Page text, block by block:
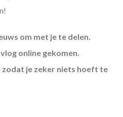
om met je te delen.
online gekomen.
zodat je zeker niets hoeft te